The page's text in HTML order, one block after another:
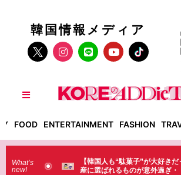
韓国情報メディア
FOOD ENTERTAINMENT FASHION
What’s
new!
った！】お土
・・（笑）
【そんなものまで買っていく
ラストで韓国人が買うものが